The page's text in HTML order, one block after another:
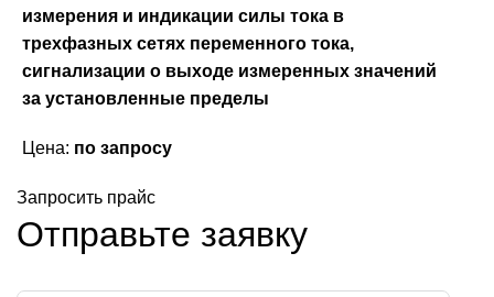
измерения и индикации силы тока в
трехфазных сетях переменного тока,
сигнализации о выходе измеренных значений
за установленные пределы
Цена: по запросу
Запросить прайс
Отправьте заявку